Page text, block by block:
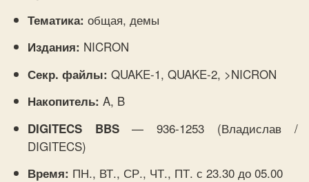
Тематика: общая, демы
Издания: NICRON
Секр. файлы: QUAKE-1, QUAKE-2, >NICRON
Накопитель: A, B
DIGITECS BBS— 936-1253 (Владислав /
DIGITECS)
Время: ПН., ВТ., СР., ЧТ., ПТ. с 23.30 до 05.00